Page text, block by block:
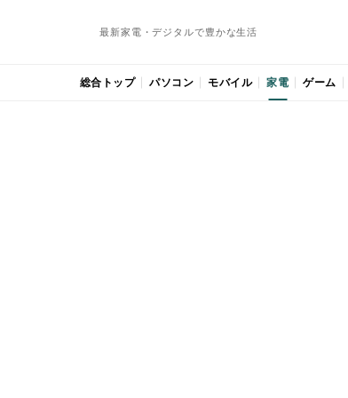
最新家電・デジタルで豊かな生活
総合トップ パソコン モバイル 家電 ゲーム